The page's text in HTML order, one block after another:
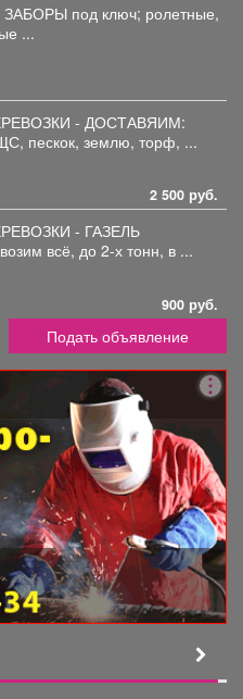
ЗАБОРЫ под ключ; ролетные,
...
- ДОСТАВЯИМ:
пескок, землю, торф, ...
2 500 руб.
- ГАЗЕЛЬ
возим всё, до 2-х тонн, в ...
900 руб.
Подать объявление